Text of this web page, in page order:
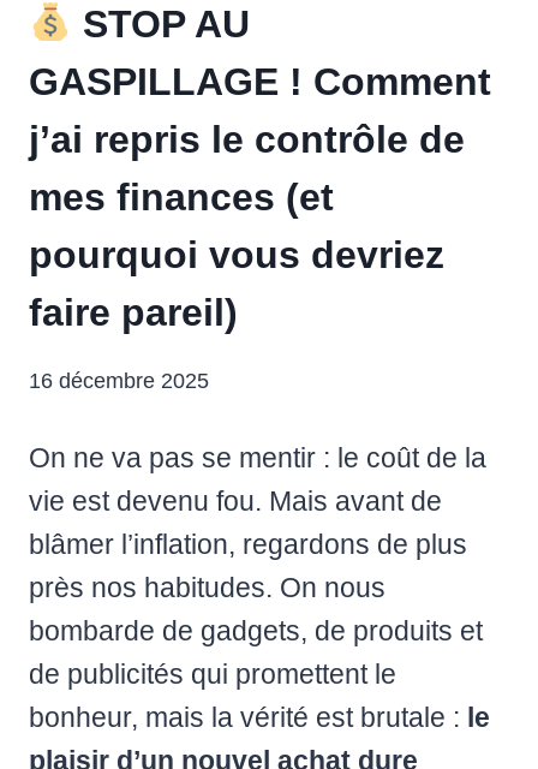
STOP AU
GASPILLAGE ! Comment
j’ai repris le contrôle de
mes finances (et
pourquoi vous devriez
faire pareil)
16 décembre 2025
On ne va pas se mentir : le coût de la
vie est devenu fou. Mais avant de
blâmer l’inflation, regardons de plus
près nos habitudes. On nous
bombarde de gadgets, de produits et
de publicités qui promettent le
bonheur, mais la vérité est brutale : le
plaisir d’un nouvel achat dure